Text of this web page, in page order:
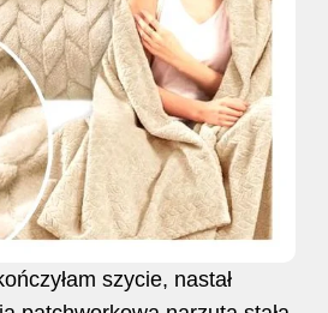
szycie, nastał